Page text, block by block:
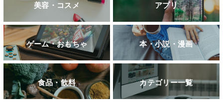
美容・コスメ アプリ
ゲーム・おもちゃ 本・小説・漫画
食品・飲料 カテゴリー一覧